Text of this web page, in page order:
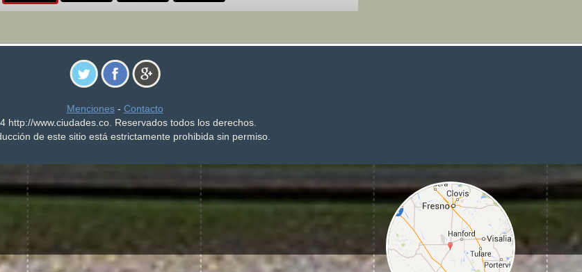
Menciones- Contacto
http://www.ciudades.co. Reservados todos los derechos.
de este sitio está estrictamente prohibida sin permiso.